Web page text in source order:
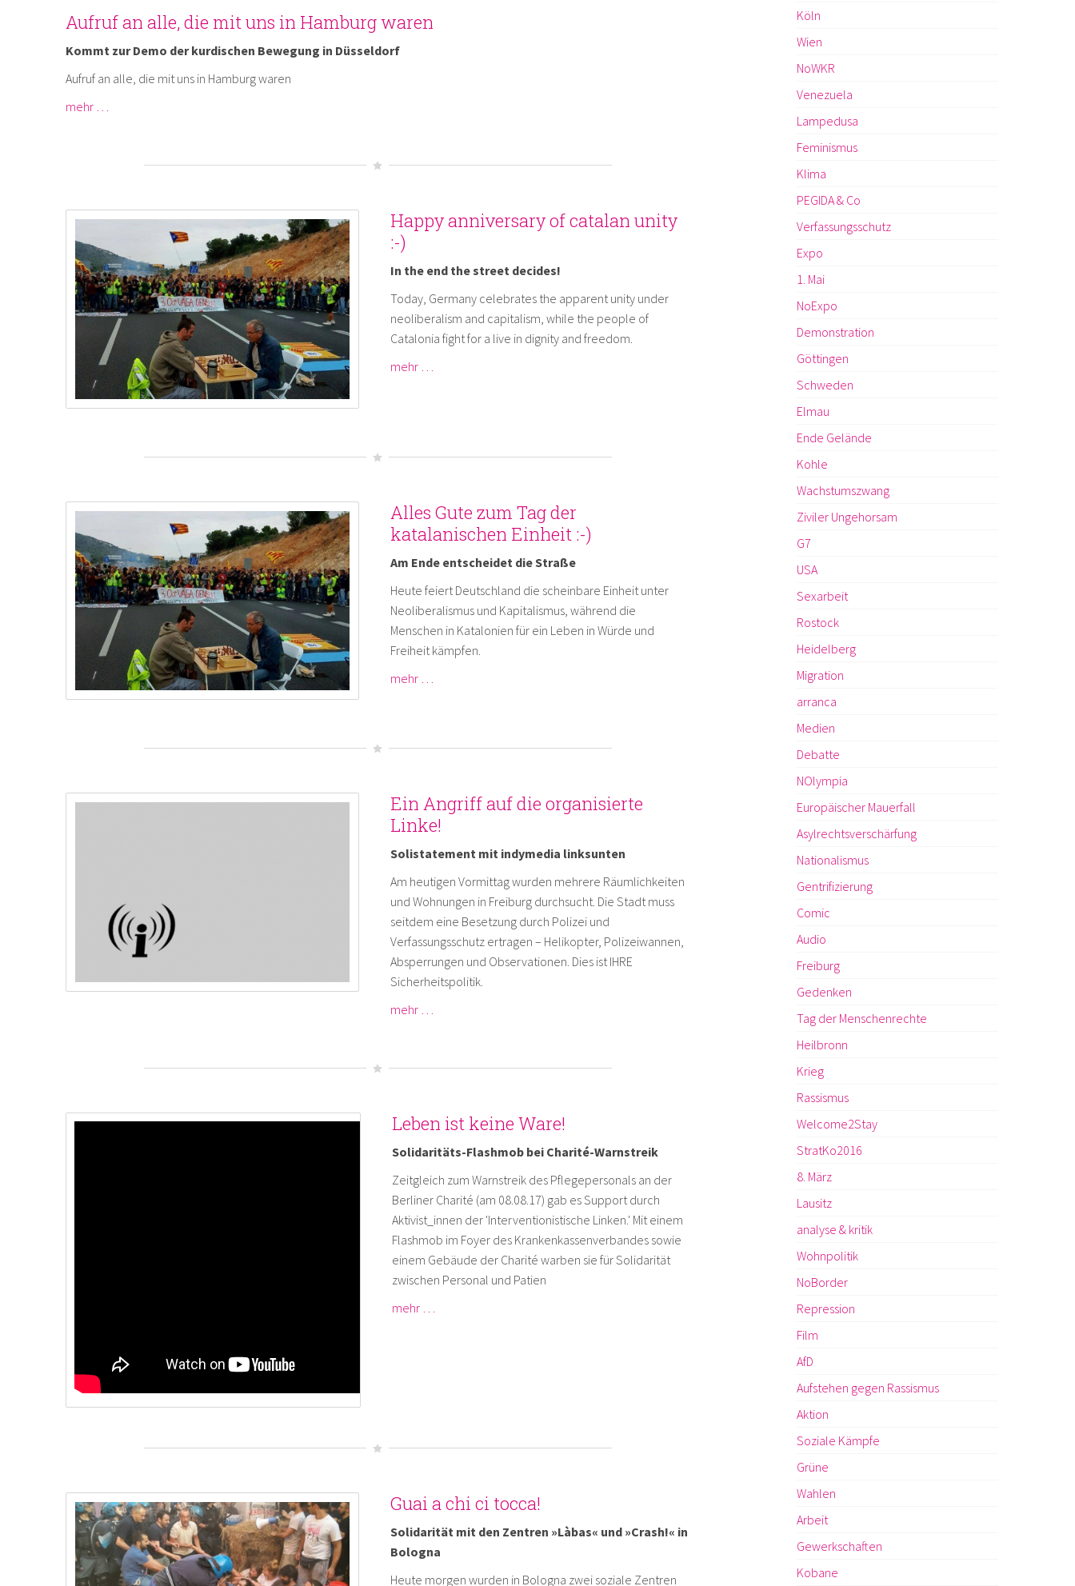
Aufruf an alle, die mit uns in Hamburg waren
Kommt zur Demo der kurdischen Bewegung in Düsseldorf
Aufruf an alle, die mit uns in Hamburg waren
mehr …
Happy anniversary of catalan unity
:-)
In the end the street decides!
Today, Germany celebrates the apparent unity under
neoliberalism and capitalism, while the people of
Catalonia fight for a live in dignity and freedom.
mehr …
Alles Gute zum Tag der
katalanischen Einheit :-)
Am Ende entscheidet die Straße
Heute feiert Deutschland die scheinbare Einheit unter
Neoliberalismus und Kapitalismus, während die
Menschen in Katalonien für ein Leben in Würde und
Freiheit kämpfen.
mehr …
Ein Angriff auf die organisierte
Linke!
Solistatement mit indymedia linksunten
Am heutigen Vormittag wurden mehrere Räumlichkeiten
und Wohnungen in Freiburg durchsucht. Die Stadt muss
seitdem eine Besetzung durch Polizei und
Verfassungsschutz ertragen – Helikopter, Polizeiwannen,
Absperrungen und Observationen. Dies ist IHRE
Sicherheitspolitik.
mehr …
"Leben ist keine Ware!" -
Leben ist keine Ware!
Solidaritäts-Flashmob bei Charité-Warnstreik
Zeitgleich zum Warnstreik des Pflegepersonals an der
Berliner Charité (am 08.08.17) gab es Support durch
Aktivist_innen der 'Interventionistische Linken.' Mit einem
Flashmob im Foyer des Krankenkassenverbandes sowie
einem Gebäude der Charité warben sie für Solidarität
zwischen Personal und Patien
mehr …
Guai a chi ci tocca!
Solidarität mit den Zentren »Làbas« und »Crash!« in
Bologna
Heute morgen wurden in Bologna zwei soziale Zentren
Köln
Wien
NoWKR
Venezuela
Lampedusa
Feminismus
Klima
PEGIDA & Co
Verfassungsschutz
Expo
1. Mai
NoExpo
Demonstration
Göttingen
Schweden
Elmau
Ende Gelände
Kohle
Wachstumszwang
Ziviler Ungehorsam
G7
USA
Sexarbeit
Rostock
Heidelberg
Migration
arranca
Medien
Debatte
NOlympia
Europäischer Mauerfall
Asylrechtsverschärfung
Nationalismus
Gentrifizierung
Comic
Audio
Freiburg
Gedenken
Tag der Menschenrechte
Heilbronn
Krieg
Rassismus
Welcome2Stay
StratKo2016
8. März
Lausitz
analyse & kritik
Wohnpolitik
NoBorder
Repression
Film
AfD
Aufstehen gegen Rassismus
Aktion
Soziale Kämpfe
Grüne
Wahlen
Arbeit
Gewerkschaften
Kobane